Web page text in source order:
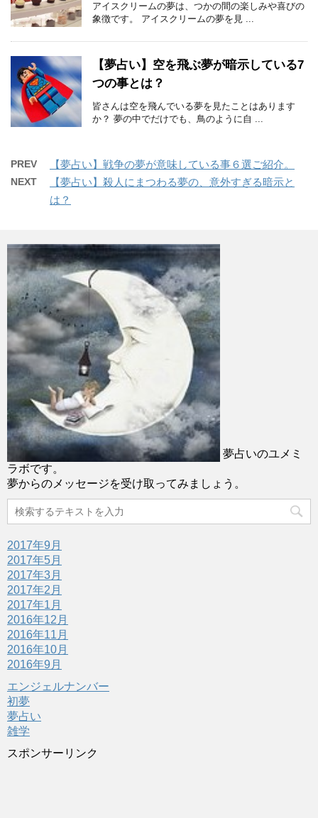
アイスクリームの夢は、つかの間の楽しみや喜びの
象徴です。 アイスクリームの夢を見 ...
【夢占い】空を飛ぶ夢が暗示している7
つの事とは？
皆さんは空を飛んでいる夢を見たことはあります
か？ 夢の中でだけでも、鳥のように自 ...
PREV 【夢占い】戦争の夢が意味している事６選ご紹介。
NEXT
【夢占い】殺人にまつわる夢の、意外すぎる暗示と
は？
夢占いのユメミ
ラボです。
夢からのメッセージを受け取ってみましょう。
2017年9月
2017年5月
2017年3月
2017年2月
2017年1月
2016年12月
2016年11月
2016年10月
2016年9月
エンジェルナンバー
初夢
夢占い
雑学
スポンサーリンク